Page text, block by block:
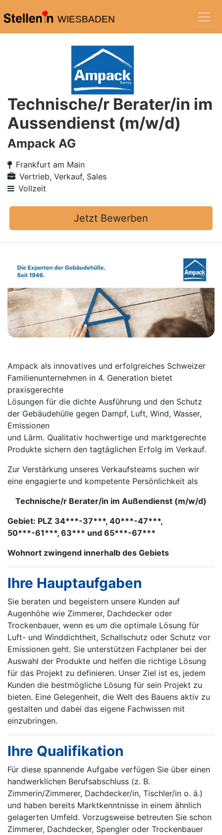
WIESBADEN
Technische/r Berater/in im
Aussendienst (m/w/d)
Ampack AG
Frankfurt am Main
Vertrieb, Verkauf, Sales
Vollzeit
Jetzt Bewerben
Ampack als innovatives und erfolgreiches Schweizer
Familienunternehmen in 4. Generation bietet
praxisgerechte
Lösungen für die dichte Ausführung und den Schutz
der Gebäudehülle gegen Dampf, Luft, Wind, Wasser,
Emissionen
und Lärm. Qualitativ hochwertige und marktgerechte
Produkte sichern den tagtäglichen Erfolg im Verkauf.
Zur Verstärkung unseres Verkaufsteams suchen wir
eine engagierte und kompetente Persönlichkeit als
Technische/r Berater/in im Außendienst (m/w/d)
Gebiet: PLZ 34***-37***, 40***-47***,
50***-61***, 63*** und 65***-67***
Wohnort zwingend innerhalb des Gebiets
Ihre Hauptaufgaben
Sie beraten und begeistern unsere Kunden auf
Augenhöhe wie Zimmerer, Dachdecker oder
Trockenbauer, wenn es um die optimale Lösung für
Luft- und Winddichtheit, Schallschutz oder Schutz vor
Emissionen geht. Sie unterstützen Fachplaner bei der
Auswahl der Produkte und helfen die richtige Lösung
für das Projekt zu definieren. Unser Ziel ist es, jedem
Kunden die bestmögliche Lösung für sein Projekt zu
bieten. Eine Gelegenheit, die Welt des Bauens aktiv zu
gestalten und dabei das eigene Fachwissen mit
einzubringen.
Ihre Qualifikation
Für diese spannende Aufgabe verfügen Sie über einen
handwerklichen Berufsabschluss (z. B.
Zimmerin/Zimmerer, Dachdecker/in, Tischler/in o. ä.)
und haben bereits Marktkenntnisse in einem ähnlich
gelagerten Umfeld. Vorzugsweise betreuten Sie schon
Zimmerer, Dachdecker, Spengler oder Trockenbauer